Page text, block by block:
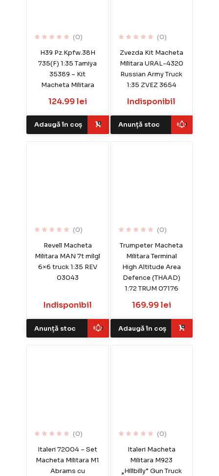
(0)
H39 Pz.Kpfw.38H
735(F) 1:35 Tamiya
35389 – Kit
Macheta Militara
124.99 lei
Adaugă în coș
(0)
Zvezda Kit Macheta
Militara URAL-4320
Russian Army Truck
1:35 ZVEZ 3654
Indisponibil
Anunță stoc
(0)
Revell Macheta
Militara MAN 7t milgl
6×6 truck 1:35 REV
03043
Indisponibil
Anunță stoc
(0)
Trumpeter Macheta
Militara Terminal
High Altitude Area
Defence (THAAD)
1:72 TRUM 07176
169.99 lei
Adaugă în coș
(0)
Italeri 72004 – Set
Macheta Militara M1
Abrams cu
(0)
Italeri Macheta
Militara M923
„Hillbilly” Gun Truck